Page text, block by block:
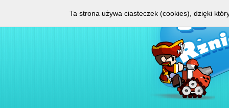
Ta strona używa ciasteczek (cookies), dzięki